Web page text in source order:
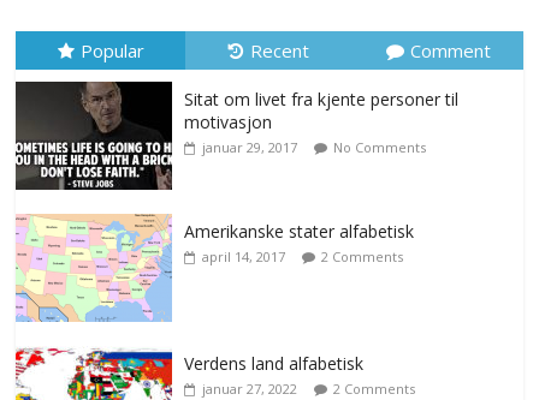
Popular Recent Comment
Sitat om livet fra kjente personer til
motivasjon
januar 29, 2017 No Comments
Amerikanske stater alfabetisk
april 14, 2017 2 Comments
Verdens land alfabetisk
januar 27, 2022 2 Comments